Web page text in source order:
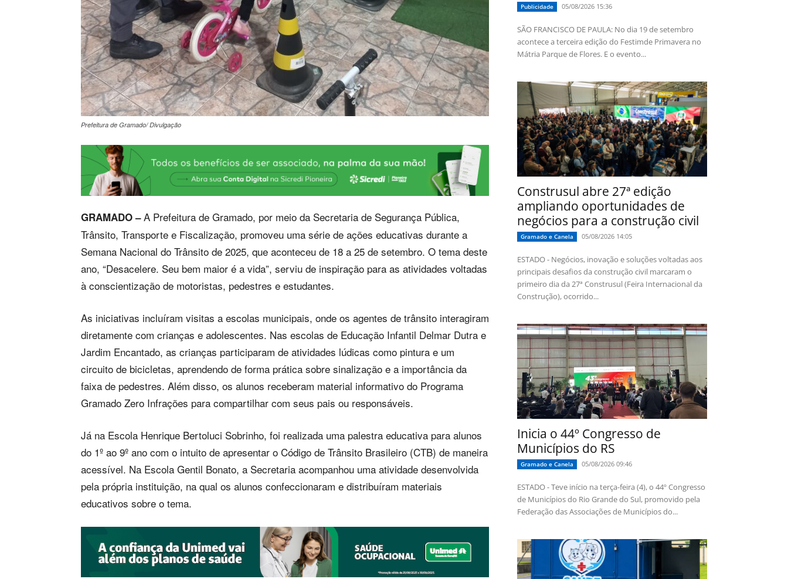
Prefeitura de Gramado/ Divulgação
GRAMADO –A Prefeitura de Gramado, por meio da Secretaria de Segurança Pública,
Trânsito, Transporte e Fiscalização, promoveu uma série de ações educativas durante a
Semana Nacional do Trânsito de 2025, que aconteceu de 18 a 25 de setembro. O tema deste
ano, “Desacelere. Seu bem maior é a vida”, serviu de inspiração para as atividades voltadas
à conscientização de motoristas, pedestres e estudantes.
As iniciativas incluíram visitas a escolas municipais, onde os agentes de trânsito interagiram
diretamente com crianças e adolescentes. Nas escolas de Educação Infantil Delmar Dutra e
Jardim Encantado, as crianças participaram de atividades lúdicas como pintura e um
circuito de bicicletas, aprendendo de forma prática sobre sinalização e a importância da
faixa de pedestres. Além disso, os alunos receberam material informativo do Programa
Gramado Zero Infrações para compartilhar com seus pais ou responsáveis.
Já na Escola Henrique Bertoluci Sobrinho, foi realizada uma palestra educativa para alunos
do 1º ao 9º ano com o intuito de apresentar o Código de Trânsito Brasileiro (CTB) de maneira
acessível. Na Escola Gentil Bonato, a Secretaria acompanhou uma atividade desenvolvida
pela própria instituição, na qual os alunos confeccionaram e distribuíram materiais
educativos sobre o tema.
Publicidade 05/08/2026 15:36
SÃO FRANCISCO DE PAULA: No dia 19 de setembro
acontece a terceira edição do Festimde Primavera no
Mátria Parque de Flores. E o evento...
Construsul abre 27ª edição
ampliando oportunidades de
negócios para a construção civil
Gramado e Canela 05/08/2026 14:05
ESTADO - Negócios, inovação e soluções voltadas aos
principais desafios da construção civil marcaram o
primeiro dia da 27ª Construsul (Feira Internacional da
Construção), ocorrido...
Inicia o 44º Congresso de
Municípios do RS
Gramado e Canela 05/08/2026 09:46
ESTADO - Teve início na terça-feira (4), o 44º Congresso
de Municípios do Rio Grande do Sul, promovido pela
Federação das Associações de Municípios do...